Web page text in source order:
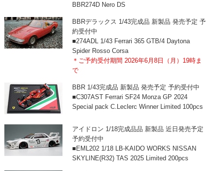
BBR274D Nero DS
BBRデラックス 1/43完成品 新製品 発売予定 予
約受付中
■274ADL 1/43 Ferrari 365 GTB/4 Daytona
Spider Rosso Corsa
＊ご予約受付期間 2026年6月8日（月）19時ま
で
BBR 1/43完成品 新製品 発売予定 予約受付中
■C307AST Ferrari SF24 Monza GP 2024
Special pack C.Leclerc Winner Limited 100pcs
アイドロン 1/18完成品品 新製品 近日発売予定
予約受付中
■EML202 1/18 LB-KAIDO WORKS NISSAN
SKYLINE(R32) TAS 2025 Limited 200pcs